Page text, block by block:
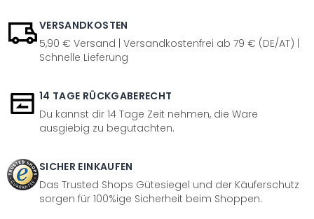
VERSANDKOSTEN
5,90 € Versand | Versandkostenfrei ab 79 € (DE/AT) |
Schnelle Lieferung
14 TAGE RÜCKGABERECHT
Du kannst dir 14 Tage Zeit nehmen, die Ware
ausgiebig zu begutachten.
SICHER EINKAUFEN
Das Trusted Shops Gütesiegel und der Käuferschutz
sorgen für 100%ige Sicherheit beim Shoppen.